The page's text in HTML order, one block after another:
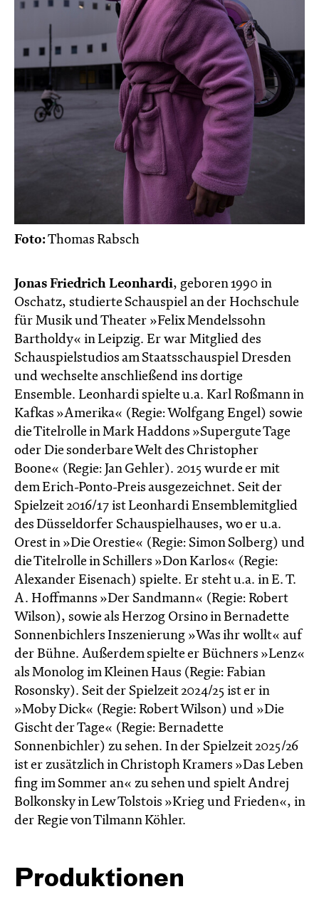
Foto:Thomas Rabsch
Jonas Friedrich Leonhardi, geboren 1990 in
Oschatz, studierte Schauspiel an der Hochschule
für Musik und Theater »Felix Mendelssohn
Bartholdy« in Leipzig. Er war Mitglied des
Schauspielstudios am Staatsschauspiel Dresden
und wechselte anschließend ins dortige
Ensemble. Leonhardi spielte u.a. Karl Roßmann in
Kafkas »Amerika« (Regie: Wolfgang Engel) sowie
die Titelrolle in Mark Haddons »Supergute Tage
oder Die sonderbare Welt des Christopher
Boone« (Regie: Jan Gehler). 2015 wurde er mit
dem Erich-Ponto-Preis ausgezeichnet. Seit der
Spielzeit 2016/17 ist Leonhardi Ensemblemitglied
des Düsseldorfer Schauspielhauses, wo er u.a.
Orest in »Die Orestie« (Regie: Simon Solberg) und
die Titelrolle in Schillers »Don Karlos« (Regie:
Alexander Eisenach) spielte. Er steht u.a. in E. T.
A. Hoffmanns »Der Sandmann« (Regie: Robert
Wilson), sowie als Herzog Orsino in Bernadette
Sonnenbichlers Inszenierung »Was ihr wollt« auf
der Bühne. Außerdem spielte er Büchners »Lenz«
als Monolog im Kleinen Haus (Regie: Fabian
Rosonsky). Seit der Spielzeit 2024/25 ist er in
»Moby Dick« (Regie: Robert Wilson) und »Die
Gischt der Tage« (Regie: Bernadette
Sonnenbichler) zu sehen. In der Spielzeit 2025/26
ist er zusätzlich in Christoph Kramers »Das Leben
fing im Sommer an« zu sehen und spielt Andrej
Bolkonsky in Lew Tolstois »Krieg und Frieden«, in
der Regie von Tilmann Köhler.
Produktionen